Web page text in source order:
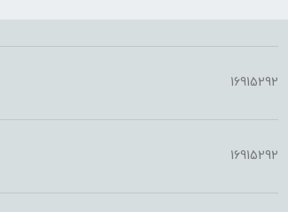
16915292
16915292